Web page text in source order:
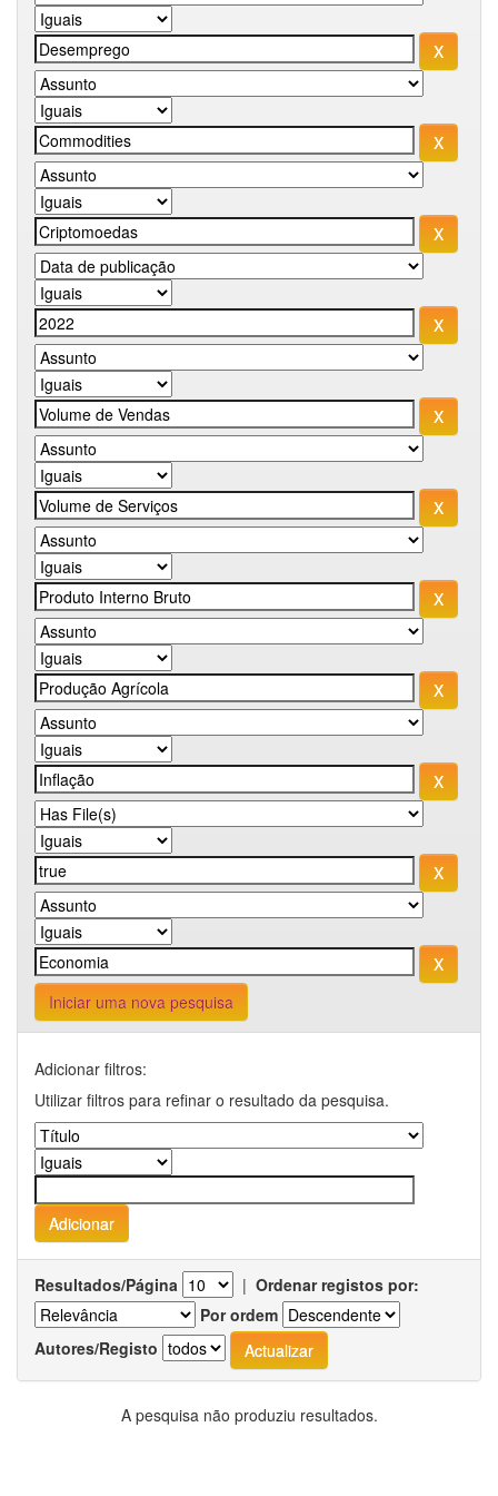
Iniciar uma nova pesquisa
Adicionar filtros:
Utilizar filtros para refinar o resultado da pesquisa.
Resultados/Página | Ordenar registos por:
Por ordem
Autores/Registo
A pesquisa não produziu resultados.